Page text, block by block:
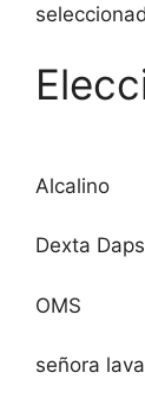
Alcalino
Dexta Daps
OMS
señora lava